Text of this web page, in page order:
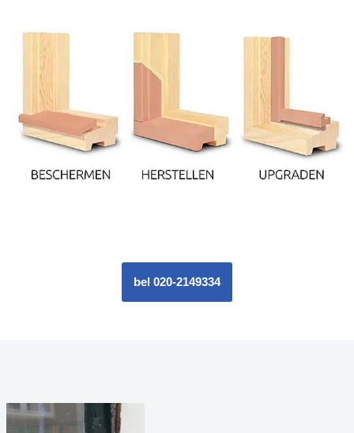
bel 020-2149334